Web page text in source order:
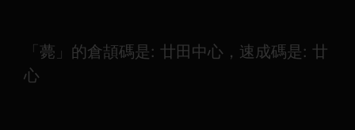
「薨」的倉頡碼是: 廿田中心，速成碼是: 廿
心